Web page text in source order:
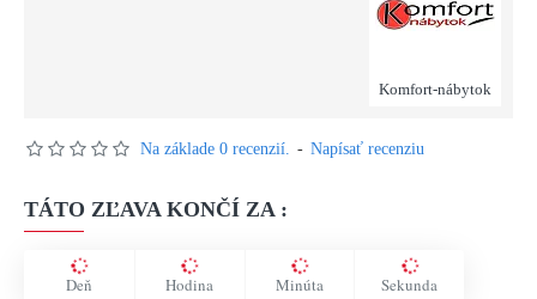
Komfort-nábytok
Na základe 0 recenzií. - Napísať recenziu
TÁTO ZĽAVA KONČÍ ZA :
Deň Hodina Minúta Sekunda